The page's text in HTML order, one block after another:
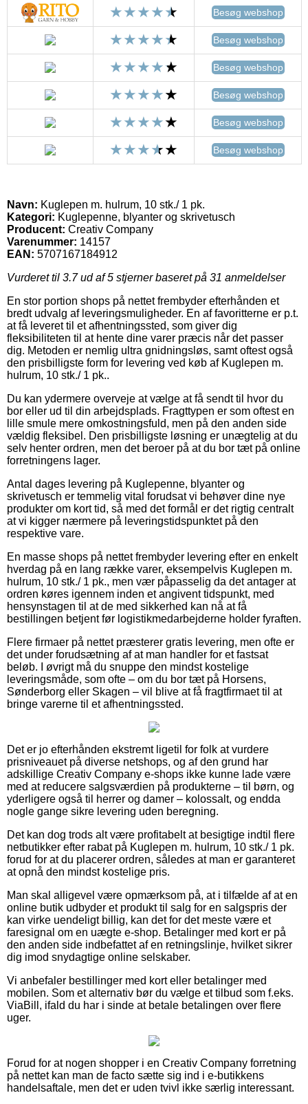
Besøg webshop
Besøg webshop
Besøg webshop
Besøg webshop
Besøg webshop
Besøg webshop
Navn: Kuglepen m. hulrum, 10 stk./ 1 pk.
Kategori: Kuglepenne, blyanter og skrivetusch
Producent: Creativ Company
Varenummer: 14157
EAN: 5707167184912
Vurderet til 3.7ud af 5 stjerner baseret på 31 anmeldelser
En stor portion shops på nettet frembyder efterhånden et
bredt udvalg af leveringsmuligheder. En af favoritterne er p.t.
at få leveret til et afhentningssted, som giver dig
fleksibiliteten til at hente dine varer præcis når det passer
dig. Metoden er nemlig ultra gnidningsløs, samt oftest også
den prisbilligste form for levering ved køb af Kuglepen m.
hulrum, 10 stk./ 1 pk..
Du kan ydermere overveje at vælge at få sendt til hvor du
bor eller ud til din arbejdsplads. Fragttypen er som oftest en
lille smule mere omkostningsfuld, men på den anden side
vældig fleksibel. Den prisbilligste løsning er unægtelig at du
selv henter ordren, men det beroer på at du bor tæt på online
forretningens lager.
Antal dages levering på Kuglepenne, blyanter og
skrivetusch er temmelig vital forudsat vi behøver dine nye
produkter om kort tid, så med det formål er det rigtig centralt
at vi kigger nærmere på leveringstidspunktet på den
respektive vare.
En masse shops på nettet frembyder levering efter en enkelt
hverdag på en lang række varer, eksempelvis Kuglepen m.
hulrum, 10 stk./ 1 pk., men vær påpasselig da det antager at
ordren køres igennem inden et angivent tidspunkt, med
hensynstagen til at de med sikkerhed kan nå at få
bestillingen betjent før logistikmedarbejderne holder fyraften.
Flere firmaer på nettet præsterer gratis levering, men ofte er
det under forudsætning af at man handler for et fastsat
beløb. I øvrigt må du snuppe den mindst kostelige
leveringsmåde, som ofte – om du bor tæt på Horsens,
Sønderborg eller Skagen – vil blive at få fragtfirmaet til at
bringe varerne til et afhentningssted.
Det er jo efterhånden ekstremt ligetil for folk at vurdere
prisniveauet på diverse netshops, og af den grund har
adskillige Creativ Company e-shops ikke kunne lade være
med at reducere salgsværdien på produkterne – til børn, og
yderligere også til herrer og damer – kolossalt, og endda
nogle gange sikre levering uden beregning.
Det kan dog trods alt være profitabelt at besigtige indtil flere
netbutikker efter rabat på Kuglepen m. hulrum, 10 stk./ 1 pk.
forud for at du placerer ordren, således at man er garanteret
at opnå den mindst kostelige pris.
Man skal alligevel være opmærksom på, at i tilfælde af at en
online butik udbyder et produkt til salg for en salgspris der
kan virke uendeligt billig, kan det for det meste være et
faresignal om en uægte e-shop. Betalinger med kort er på
den anden side indbefattet af en retningslinje, hvilket sikrer
dig imod snydagtige online selskaber.
Vi anbefaler bestillinger med kort eller betalinger med
mobilen. Som et alternativ bør du vælge et tilbud som f.eks.
ViaBill, ifald du har i sinde at betale betalingen over flere
uger.
Forud for at nogen shopper i en Creativ Company forretning
på nettet kan man de facto sætte sig ind i e-butikkens
handelsaftale, men det er uden tvivl ikke særlig interessant.